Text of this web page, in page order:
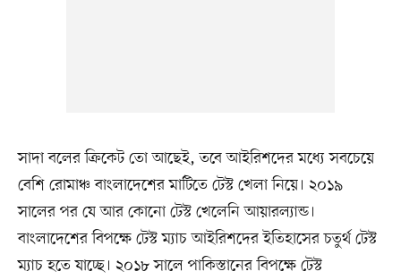
সাদা বলের ক্রিকেট তো আছেই, তবে আইরিশদের মধ্যে সবচেয়ে
বেশি রোমাঞ্চ বাংলাদেশের মাটিতে টেস্ট খেলা নিয়ে। ২০১৯
সালের পর যে আর কোনো টেস্ট খেলেনি আয়ারল্যান্ড।
বাংলাদেশের বিপক্ষে টেস্ট ম্যাচ আইরিশদের ইতিহাসের চতুর্থ টেস্ট
ম্যাচ হতে যাচ্ছে। ২০১৮ সালে পাকিস্তানের বিপক্ষে টেস্ট